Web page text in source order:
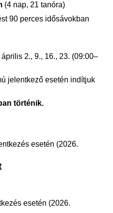
(4 nap, 21 tanóra)
90 perces idősávokban
április 2., 9., 16., 23. (09:00–
jelentkező esetén indítjuk
történik.
esetén (2026.
esetén (2026.